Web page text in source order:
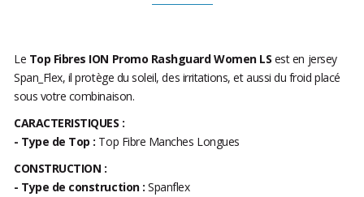
Le Top Fibres ION Promo Rashguard Women LS est en jersey
Span_Flex, il protège du soleil, des irritations, et aussi du froid placé
sous votre combinaison.
CARACTERISTIQUES :
- Type de Top : Top Fibre Manches Longues
CONSTRUCTION :
- Type de construction : Spanflex